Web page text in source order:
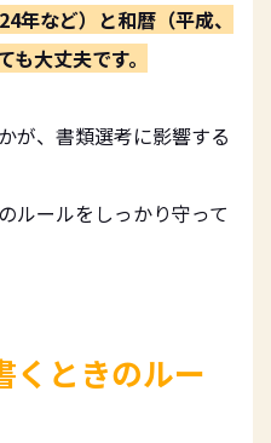
年など）と和暦（平成、
大丈夫です。
が、書類選考に影響する
ルールをしっかり守って
くときのルー